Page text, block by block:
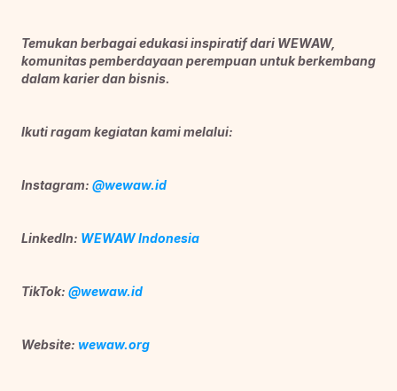
Temukan berbagai edukasi inspiratif dari WEWAW,
komunitas pemberdayaan perempuan untuk berkembang
dalam karier dan bisnis.
Ikuti ragam kegiatan kami melalui:
Instagram: @wewaw.id
LinkedIn: WEWAW Indonesia
TikTok: @wewaw.id
Website: wewaw.org